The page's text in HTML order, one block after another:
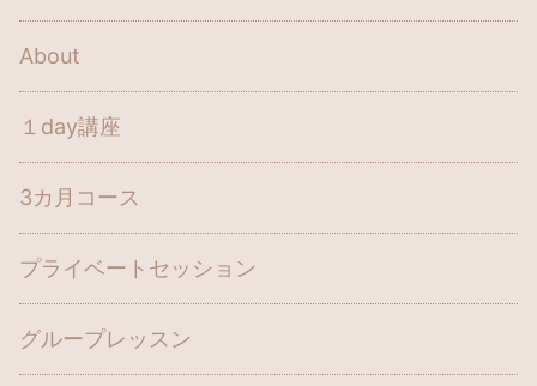
About
１day講座
3カ月コース
プライベートセッション
グループレッスン